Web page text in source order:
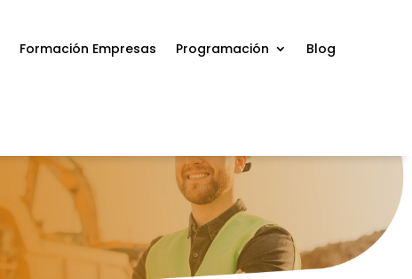
Formación Empresas Programación Blog